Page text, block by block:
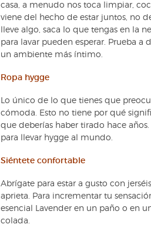
casa, a menudo nos toca limpiar,
viene del hecho de estar juntos, no
lleve algo, saca lo que tengas en la
para lavar pueden esperar. Prueba
un ambiente más íntimo.
Ropa hygge
Lo único de lo que tienes que
cómoda. Esto no tiene por qué
que deberías haber tirado hace
para llevar hygge al mundo.
Siéntete confortable
Abrígate para estar a gusto con
aprieta. Para incrementar tu
esencial Lavender en un paño o en
colada.